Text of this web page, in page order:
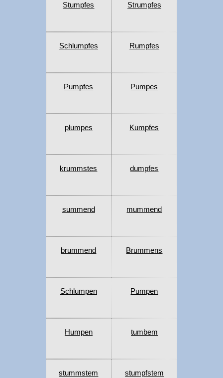
Stumpfes Strumpfes
Schlumpfes Rumpfes
Pumpfes Pumpes
plumpes Kumpfes
krummstes dumpfes
summend mummend
brummend Brummens
Schlumpen Pumpen
Humpen tumbem
stummstem stumpfstem